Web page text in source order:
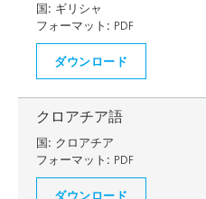
国: ギリシャ
フォーマット: PDF
ダウンロード
クロアチア語
国: クロアチア
フォーマット: PDF
ダウンロード